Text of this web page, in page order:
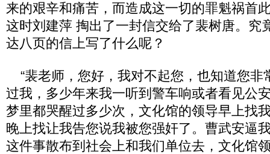
来的艰辛和痛苦，而造成这一切的罪魁祸首
这时刘建萍 掏出了一封信交给了裴树唐。究
达八页的信上写了什么呢？
“裴老师，您好，我对不起您，也知道您非
过我，多少年来我一听到警车响或者看见公
梦里都哭醒过多少次，文化馆的领导早上找
晚上找让我告您说我被您强奸了。曹武安逼
这件事散布到社会上和我们单位去，文化馆